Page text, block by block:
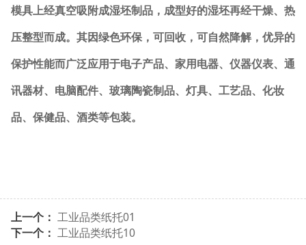
模具上经真空吸附成湿坯制品，成型好的湿坯再经干燥、热
压整型而成。其因绿色环保，可回收，可自然降解，优异的
保护性能而广泛应用于电子产品、家用电器、仪器仪表、通
讯器材、电脑配件、玻璃陶瓷制品、灯具、工艺品、化妆
品、保健品、酒类等包装。
上一个： 工业品类纸托01
下一个： 工业品类纸托10